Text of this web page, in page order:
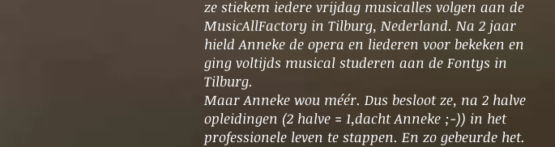
ze stiekem iedere vrijdag musicalles volgen aan de
MusicAllFactory in Tilburg, Nederland. Na 2 jaar
hield Anneke de opera en liederen voor bekeken en
ging voltijds musical studeren aan de Fontys in
Tilburg.
Maar Anneke wou méér. Dus besloot ze, na 2 halve
opleidingen (2 halve = 1,dacht Anneke ;-)) in het
professionele leven te stappen. En zo gebeurde het.